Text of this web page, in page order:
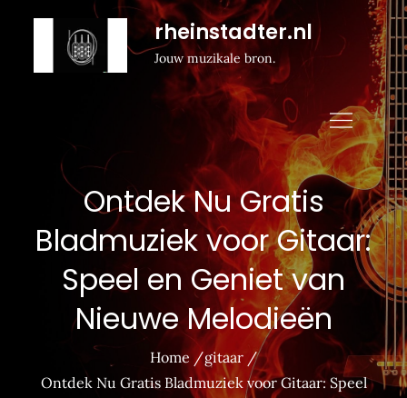
rheinstadter.nl
Jouw muzikale bron.
Ontdek Nu Gratis
Bladmuziek voor Gitaar:
Speel en Geniet van
Nieuwe Melodieën
Home
gitaar
Ontdek Nu Gratis Bladmuziek voor Gitaar: Speel